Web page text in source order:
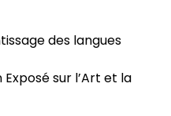
des langues
sur l’Art et la